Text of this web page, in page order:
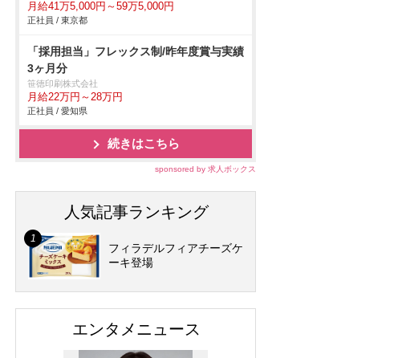
月給41万5,000円～59万5,000円
正社員 / 東京都
「採用担当」フレックス制/昨年度賞与実績
3ヶ月分
笹徳印刷株式会社
月給22万円～28万円
正社員 / 愛知県
続きはこちら
sponsored by 求人ボックス
人気記事ランキング
フィラデルフィアチーズケ
ーキ登場
エンタメニュース